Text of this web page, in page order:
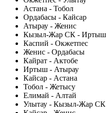
Астана - Тобол
Ордабасы - Кайсар
Атырау - Женис
Кызыл-Жар СК - Иртыш
Каспий - Окжетпес
Женис - Ордабасы
Кайрат - Актобе
Иртыш - Атырау
Кайсар - Астана
Тобол - Жетысу
Елимай - Алтай
Улытау - Кызыл-Жар СК